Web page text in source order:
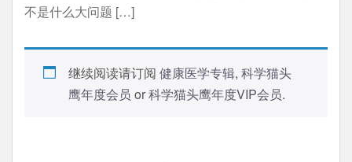
不是什么大问题 […]
继续阅读请订阅 健康医学专辑, 科学猫头
鹰年度会员 or科学猫头鹰年度VIP会员.